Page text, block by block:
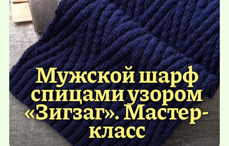
Мужской шарф
спицами узором
«Зигзаг». Мастер-
класс